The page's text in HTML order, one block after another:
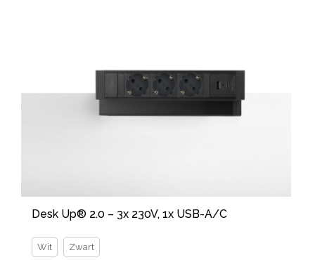
Desk Up® 2.0 – 3x 230V, 1x USB-A/C
Wit Zwart